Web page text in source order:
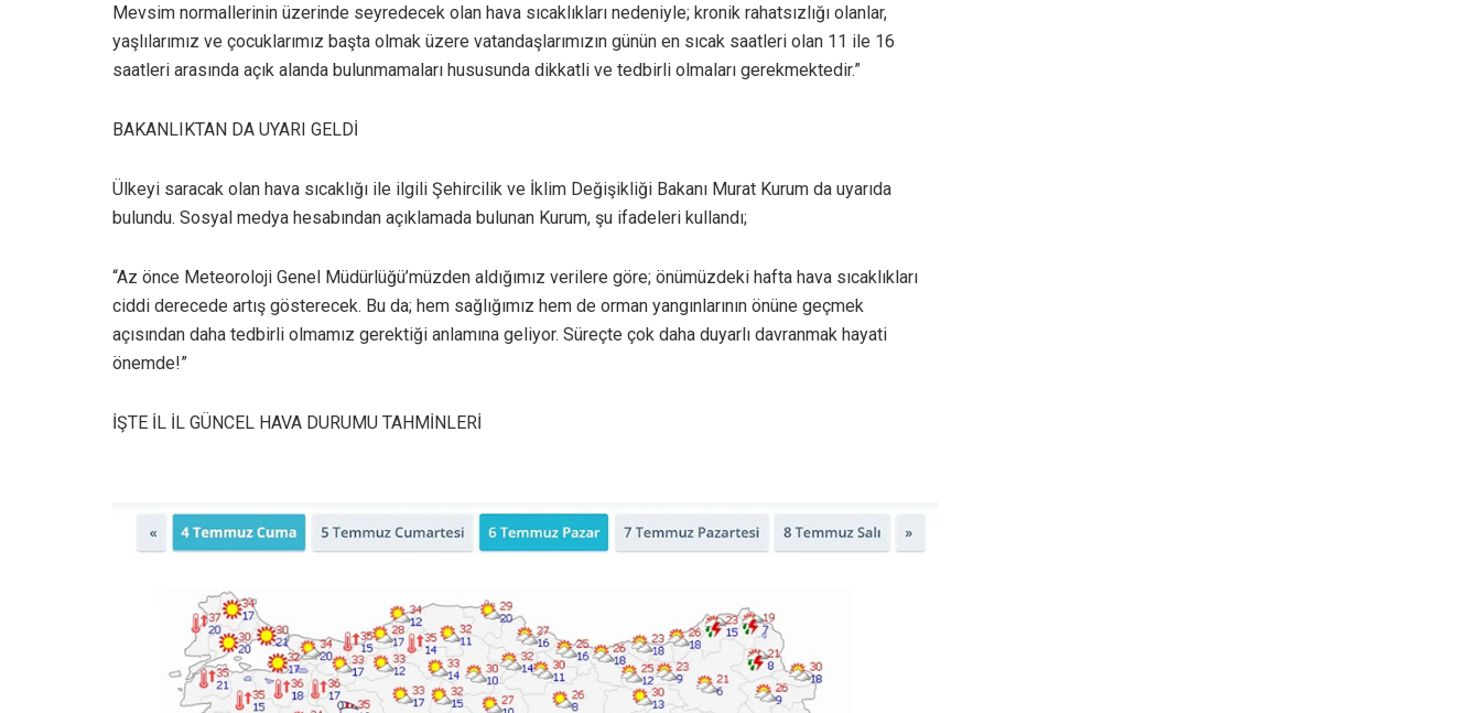
Mevsim normallerinin üzerinde seyredecek olan hava sıcaklıkları nedeniyle; kronik rahatsızlığı olanlar,
yaşlılarımız ve çocuklarımız başta olmak üzere vatandaşlarımızın günün en sıcak saatleri olan 11 ile 16
saatleri arasında açık alanda bulunmamaları hususunda dikkatli ve tedbirli olmaları gerekmektedir.”
BAKANLIKTAN DA UYARI GELDİ
Ülkeyi saracak olan hava sıcaklığı ile ilgili Şehircilik ve İklim Değişikliği Bakanı Murat Kurum da uyarıda
bulundu. Sosyal medya hesabından açıklamada bulunan Kurum, şu ifadeleri kullandı;
“Az önce Meteoroloji Genel Müdürlüğü’müzden aldığımız verilere göre; önümüzdeki hafta hava sıcaklıkları
ciddi derecede artış gösterecek. Bu da; hem sağlığımız hem de orman yangınlarının önüne geçmek
açısından daha tedbirli olmamız gerektiği anlamına geliyor. Süreçte çok daha duyarlı davranmak hayati
önemde!”
İŞTE İL İL GÜNCEL HAVA DURUMU TAHMİNLERİ